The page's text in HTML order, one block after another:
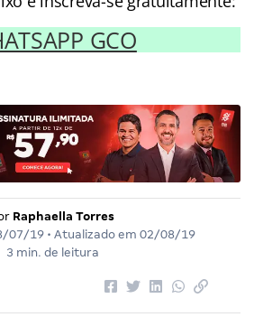
GCO
Raphaella Torres
07/19 • Atualizado em 02/08/19
3 min. de leitura